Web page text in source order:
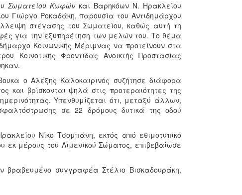
Σωματείου Κωφών και Βαρηκόων Ν. Ηρακλείου
Γιώργο Ροκαδάκη, παρουσία του Αντιδημάρχου
στέγασης του Σωματείου, καθώς αυτή τη
για την εξυπηρέτηση των μελών του. Το θέμα
Κοινωνικής Μέριμνας να προτείνουν στα
Κοινοτικής Φροντίδας Ανοικτής Προστασίας
ο Αλέξης Καλοκαιρινός συζήτησε διάφορα
και βρίσκονται ψηλά στις προτεραιότητες της
Υπενθυμίζεται ότι, μεταξύ άλλων,
σε 22 δρόμους δυτικά της οδού
Νίκο Τσομπάνη, εκτός από εθιμοτυπικό
μέρους του Λιμενικού Σώματος, επιβεβαίωσε
βραβευμένο συγγραφέα Στέλιο Βισκαδουράκη,